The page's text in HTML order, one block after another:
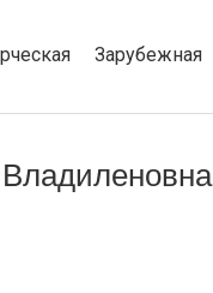
Зарубежная